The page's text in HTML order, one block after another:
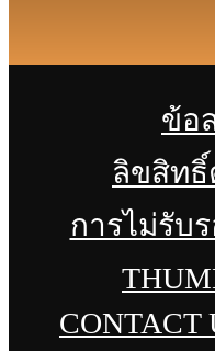
ข้อ
ลิขสิท
การไม่รับ
CONTACT